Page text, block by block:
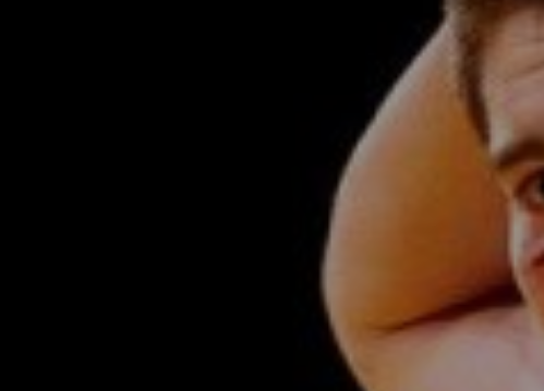
Kettőskarrier-program
Társszervezetek
Adatbank